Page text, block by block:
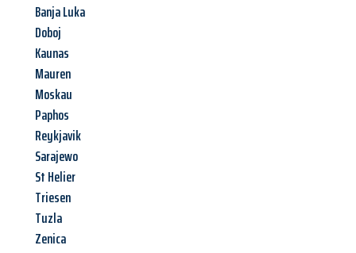
Banja Luka
Doboj
Kaunas
Mauren
Moskau
Paphos
Reykjavik
Sarajewo
St Helier
Triesen
Tuzla
Zenica